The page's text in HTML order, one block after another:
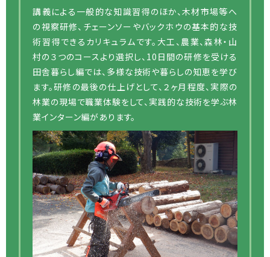
講義による一般的な知識習得のほか、木材市場等へ
の視察研修、チェーンソーやバックホウの基本的な技
術習得できるカリキュラムです。大工、農業、森林・山
村の３つのコースより選択し、10日間の研修を受ける
田舎暮らし編では、多様な技術や暮らしの知恵を学び
ます。研修の最後の仕上げとして、２ヶ月程度、実際の
林業の現場で職業体験をして、実践的な技術を学ぶ林
業インターン編があります。